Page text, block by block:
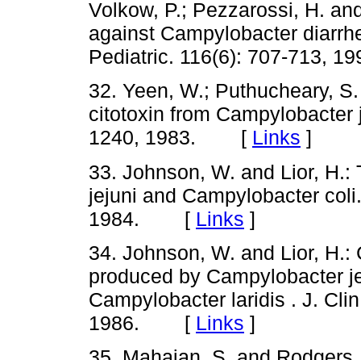
Volkow, P.; Pezzarossi, H.
against Campylobacter
Pediatric. 116(6): 707-
32. Yeen, W.; Puthucheary,
citotoxin from
1240, 1983. [ Links ]
33. Johnson, W. and Lior,
jejuni and Campylobacter
1984. [ Links ]
34. Johnson, W. and Lior,
produced by Campylobacter
Campylobacter laridis . J.
1986. [ Links ]